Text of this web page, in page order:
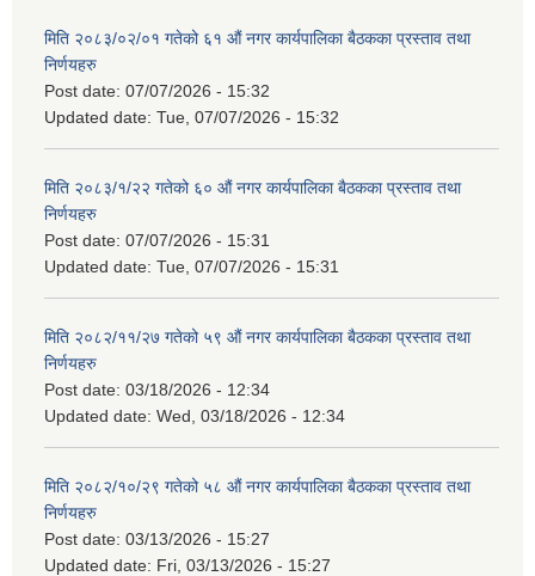
मिति २०८३/०२/०१ गतेको ६१ औं नगर कार्यपालिका बैठकका प्रस्ताव तथा
निर्णयहरु
Post date: 07/07/2026 - 15:32
Updated date: Tue, 07/07/2026 - 15:32
मिति २०८३/१/२२ गतेको ६० औं नगर कार्यपालिका बैठकका प्रस्ताव तथा
निर्णयहरु
Post date: 07/07/2026 - 15:31
Updated date: Tue, 07/07/2026 - 15:31
मिति २०८२/११/२७ गतेको ५९ औं नगर कार्यपालिका बैठकका प्रस्ताव तथा
निर्णयहरु
Post date: 03/18/2026 - 12:34
Updated date: Wed, 03/18/2026 - 12:34
मिति २०८२/१०/२९ गतेको ५८ औं नगर कार्यपालिका बैठकका प्रस्ताव तथा
निर्णयहरु
Post date: 03/13/2026 - 15:27
Updated date: Fri, 03/13/2026 - 15:27